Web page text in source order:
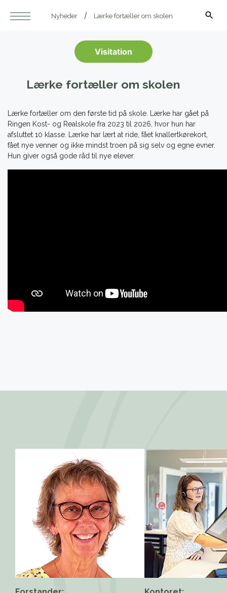
Nyheder Lærke fortæller om skolen
Visitation
Lærke fortæller om skolen
Lærke fortæller om den første tid på skole. Lærke har gået på
Ringen Kost- og Realskole fra 2023 til 2026, hvor hun har
afsluttet 10 klasse. Lærke har lært at ride, fået knallertkørekort,
fået nye venner og ikke mindst troen på sig selv og egne evner.
Hun giver også gode råd til nye elever.